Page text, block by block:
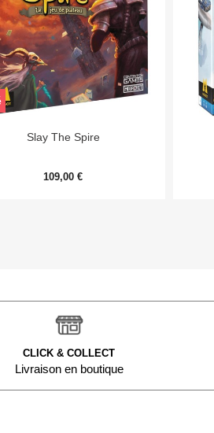
Aperçu rapide
Slay The Spire
109,00 €
CLICK & COLLECT
Livraison en boutique